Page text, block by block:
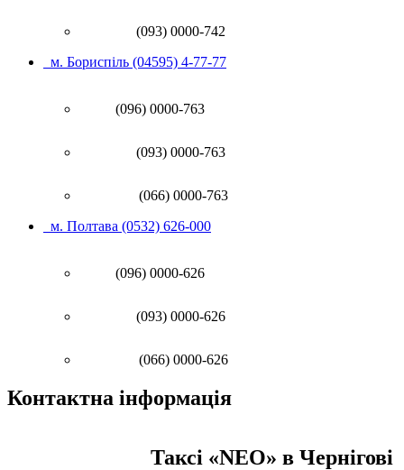
(093) 0000-742
м. Бориспіль (04595) 4-77-77
(096) 0000-763
(093) 0000-763
(066) 0000-763
м. Полтава (0532) 626-000
(096) 0000-626
(093) 0000-626
(066) 0000-626
Контактна інформація
Таксі «NEO» в Чернігові